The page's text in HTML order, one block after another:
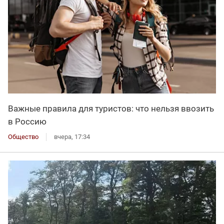
Важные правила для туристов: что нельзя ввозить
в Россию
Общество вчера, 17:34